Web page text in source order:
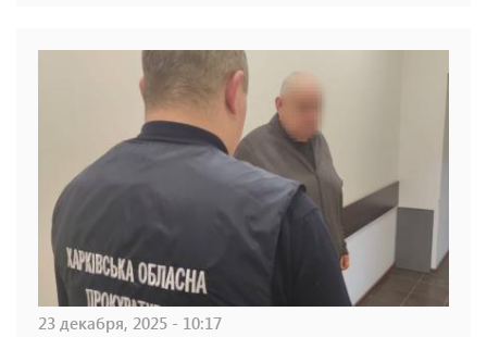
23 декабря, 2025 - 10:17